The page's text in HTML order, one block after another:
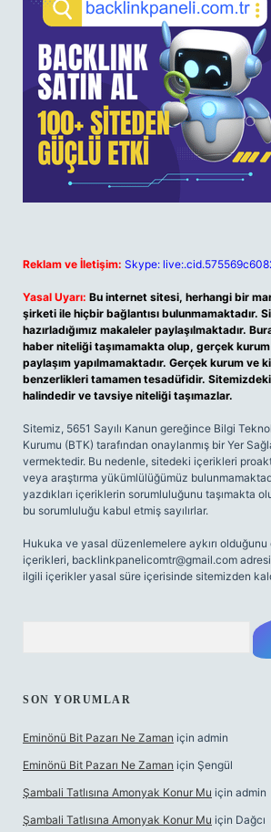
Reklam ve İletişim: Skype:
Yasal Uyarı: Bu internet sitesi, herhangi bir
şirketi ile hiçbir bağlantısı bulunmamaktadır.
hazırladığımız makaleler paylaşılmaktadır.
haber niteliği taşımamakta olup, gerçek
paylaşım yapılmamaktadır. Gerçek kurum ve
benzerlikleri tamamen tesadüfidir.
halindedir ve tavsiye niteliği taşımazlar.
Sitemiz, 5651 Sayılı Kanun gereğince Bilgi
Kurumu (BTK) tarafından onaylanmış bir Yer
vermektedir. Bu nedenle, sitedeki içerikleri
veya araştırma yükümlülüğümüz
yazdıkları içeriklerin sorumluluğunu taşımakta
bu sorumluluğu kabul etmiş sayılırlar.
Hukuka ve yasal düzenlemelere aykırı
içerikleri, backlinkpanelicomtr@gmail.com
ilgili içerikler yasal süre içerisinde sitemizden
SON YORUMLAR
Eminönü Bit Pazarı Ne Zaman için admin
Eminönü Bit Pazarı Ne Zaman için Şengül
Şambali Tatlısına Amonyak Konur Mu için admin
Şambali Tatlısına Amonyak Konur Mu için Dağcı